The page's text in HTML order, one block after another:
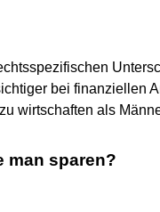
bei finanziellen
wirtschaften als
man sparen?